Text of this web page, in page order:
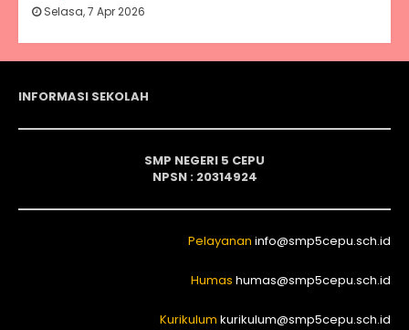
Selasa, 7 Apr 2026
INFORMASI SEKOLAH
SMP NEGERI 5 CEPU
NPSN : 20314924
Pelayanan info@smp5cepu.sch.id
Humas humas@smp5cepu.sch.id
Kurikulum kurikulum@smp5cepu.sch.id